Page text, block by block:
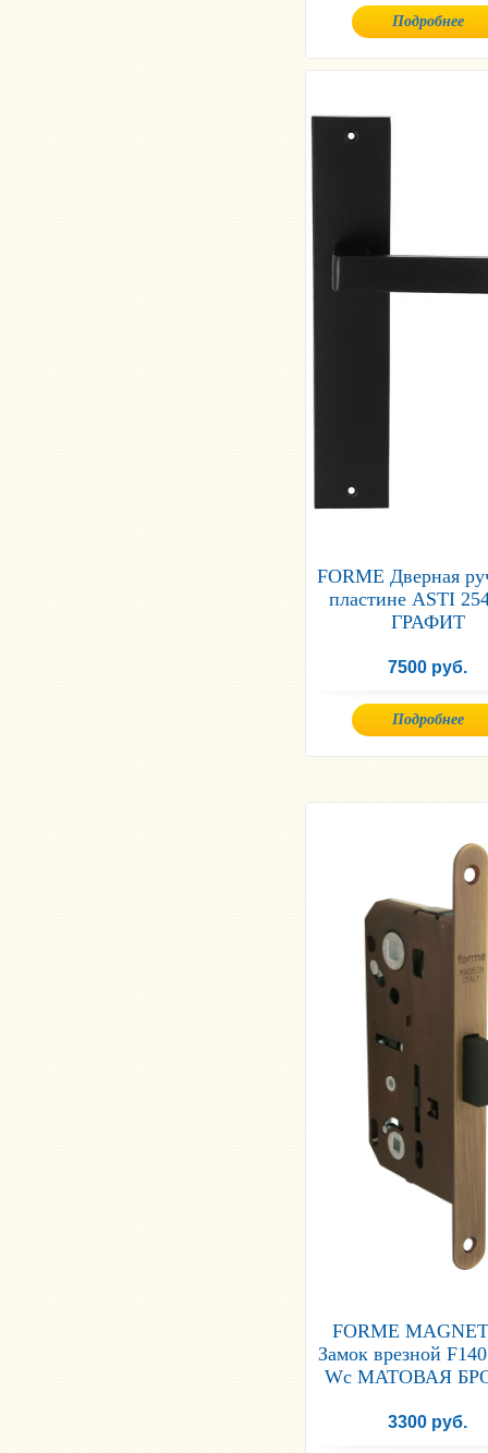
Подробнее
FORME Дверная
пластине ASTI
ГРАФИТ
7500 руб.
Подробнее
FORME
Замок врезной
Wc МАТОВАЯ
3300 руб.